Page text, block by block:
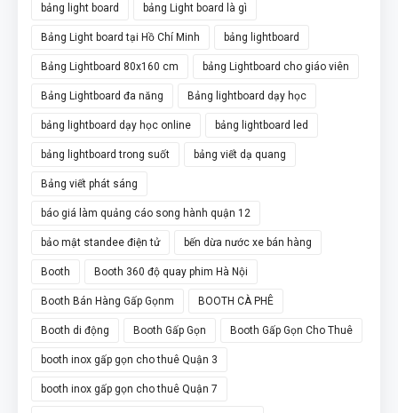
bảng light board bảng Light board là gì
Bảng Light board tại Hồ Chí Minh bảng lightboard
Bảng Lightboard 80x160 cm bảng Lightboard cho giáo viên
Bảng Lightboard đa năng Bảng lightboard dạy học
bảng lightboard dạy học online bảng lightboard led
bảng lightboard trong suốt bảng viết dạ quang
Bảng viết phát sáng
báo giá làm quảng cáo song hành quận 12
bảo mật standee điện tử bến dừa nước xe bán hàng
Booth Booth 360 độ quay phim Hà Nội
Booth Bán Hàng Gấp Gọnm BOOTH CÀ PHÊ
Booth di động Booth Gấp Gọn Booth Gấp Gọn Cho Thuê
booth inox gấp gọn cho thuê Quận 3
booth inox gấp gọn cho thuê Quận 7